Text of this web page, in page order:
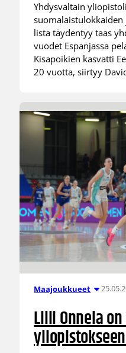
Yhdysvaltain
lista täydentyy taas
vuodet Espanjassa
Kisapoikien kasvatti
20 vuotta, siirtyy
Maajoukkueet
Lilli Onnela